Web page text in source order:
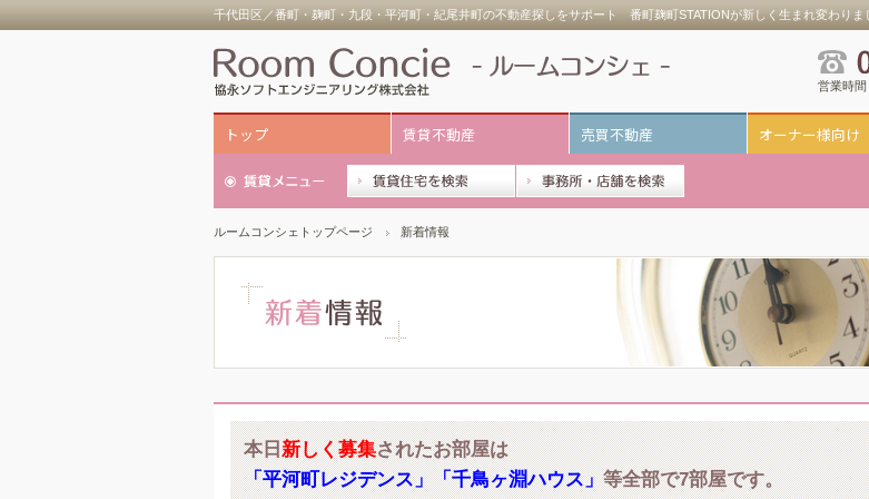
千代田区／番町・麹町・九段・平河町・紀尾井町の不動産探しをサポート 番町麹町STATIONが新しく生まれ変わりま
営業時間
トップ 賃貸不動産 売買不動産 オーナー様向け
ルームコンシェトップページ 新着情報
本日新しく募集されたお部屋は
「平河町レジデンス」「千鳥ヶ淵ハウス」等全部で7部屋です。